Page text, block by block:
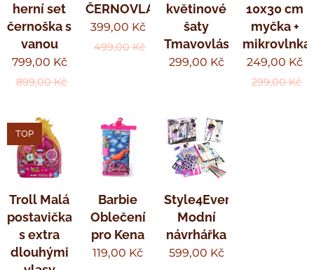
herní set
černoška s
vanou
799,00 Kč
899,00Kč
ČERNOVLÁSKA
399,00 Kč
499,00Kč
květinové
šaty
Tmavovláska
299,00 Kč
10x30 cm
myčka +
mikrovlnka
249,00 Kč
299,00Kč
Troll Malá
postavička
s extra
dlouhými
TOP
Barbie
Oblečení
pro Kena
119,00 Kč
Style4Ever
Modní
návrhářka
599,00 Kč